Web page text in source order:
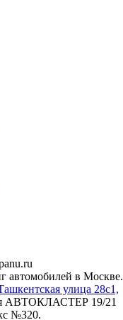
автомобилей в Москве.
улица 28с1,
АВТОКЛАСТЕР 19/21
№320.